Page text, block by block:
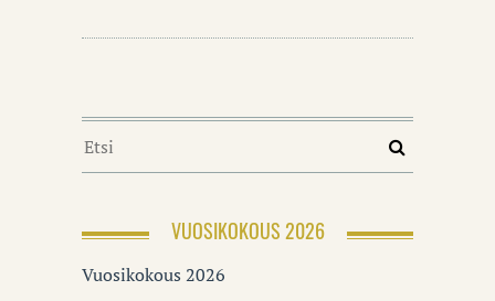
VUOSIKOKOUS 2026
Vuosikokous 2026